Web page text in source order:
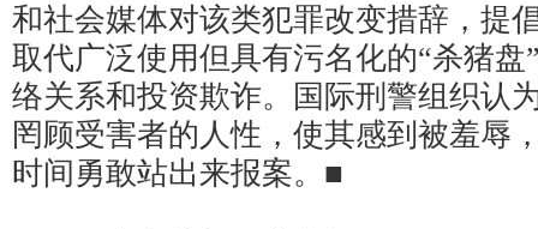
和社会媒体对该类犯罪改变措辞，提
取代广泛使用但具有污名化的“杀猪盘
络关系和投资欺诈。国际刑警组织认
罔顾受害者的人性，使其感到被羞辱
时间勇敢站出来报案。■